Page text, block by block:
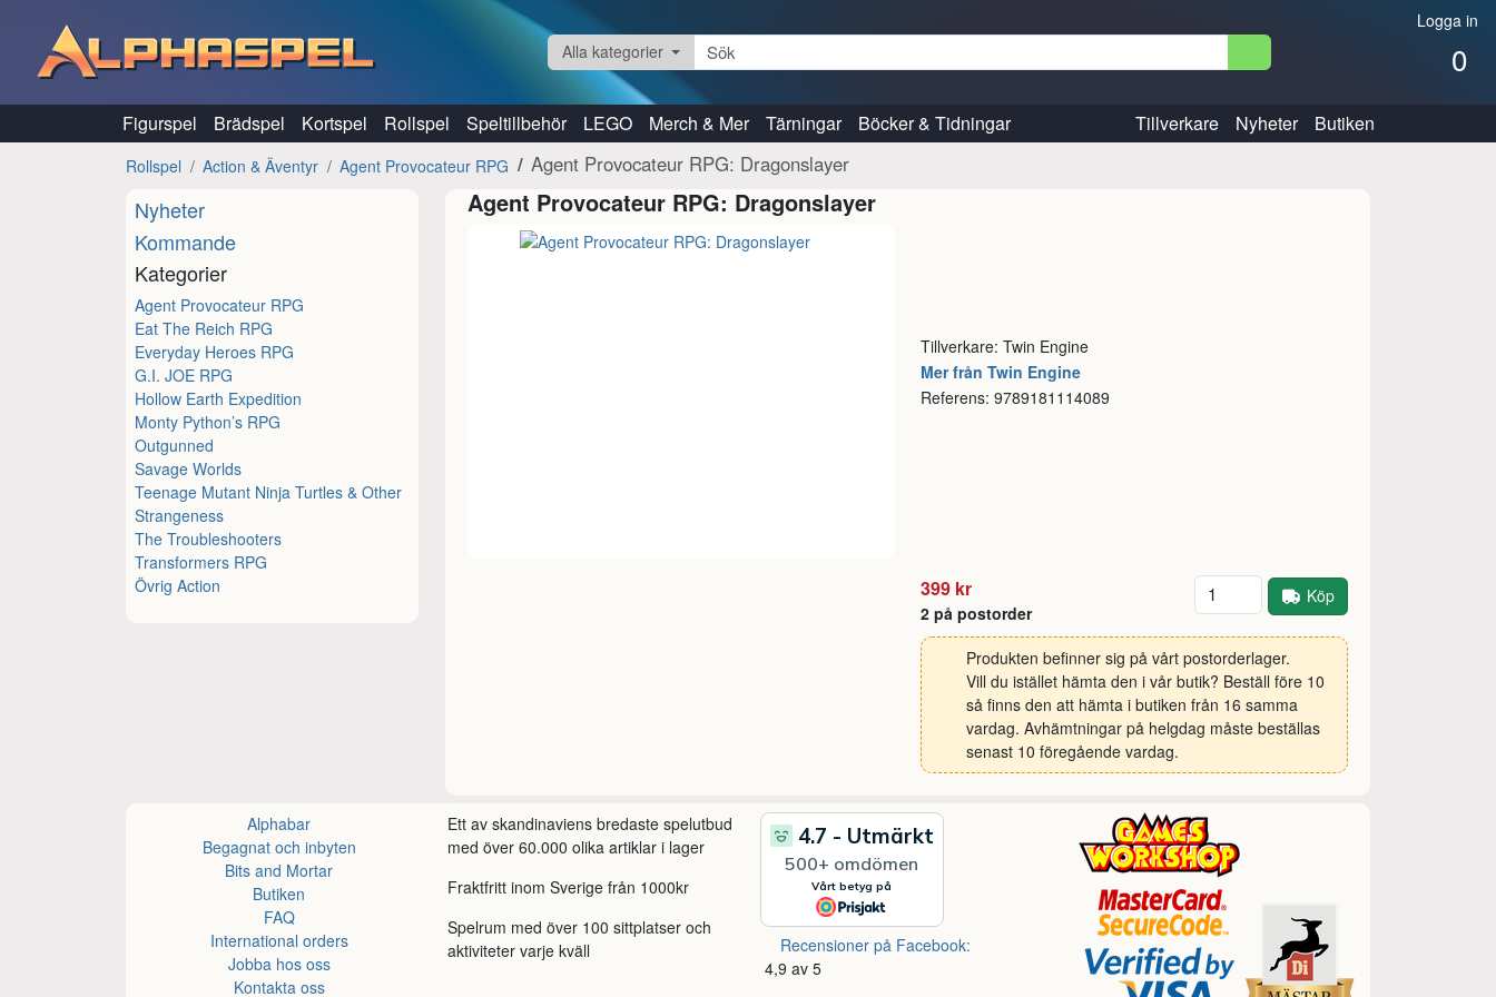
Logga in
0
Alla kategorier
Figurspel Brädspel Kortspel Rollspel Speltillbehör LEGO Merch & Mer Tärningar Böcker & Tidningar Tillverkare Nyheter Butiken
Rollspel Action & Äventyr Agent Provocateur RPG Agent Provocateur RPG: Dragonslayer
Nyheter
Kommande
Kategorier
Agent Provocateur RPG
Eat The Reich RPG
Everyday Heroes RPG
G.I. JOE RPG
Hollow Earth Expedition
Monty Python’s RPG
Outgunned
Savage Worlds
Teenage Mutant Ninja Turtles & Other
Strangeness
The Troubleshooters
Transformers RPG
Övrig Action
Agent Provocateur RPG: Dragonslayer
Tillverkare: Twin Engine
Mer från Twin Engine
Referens: 9789181114089
399 kr
2 på postorder
Antal Köp
Produkten befinner sig på vårt postorderlager.
Vill du istället hämta den i vår butik? Beställ före 10
så finns den att hämta i butiken från 16 samma
vardag. Avhämtningar på helgdag måste beställas
senast 10 föregående vardag.
Alphabar
Begagnat och inbyten
Bits and Mortar
Butiken
FAQ
International orders
Jobba hos oss
Kontakta oss
Ett av skandinaviens bredaste spelutbud
med över 60.000 olika artiklar i lager
Fraktfritt inom Sverige från 1000kr
Spelrum med över 100 sittplatser och
aktiviteter varje kväll
Recensioner på Facebook:
4,9 av 5